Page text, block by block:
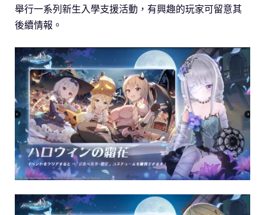
舉行一系列新生入學支援活動，有興趣的玩家可留意其
後續情報。